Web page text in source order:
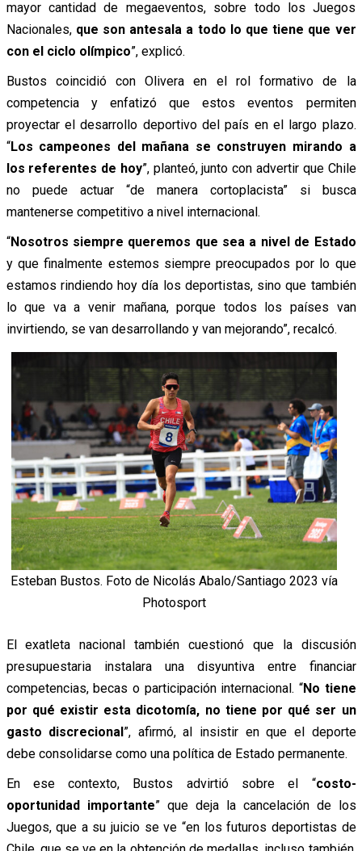
mayor cantidad de megaeventos, sobre todo los Juegos
Nacionales, que son antesala a todo lo que tiene que ver
con el ciclo olímpico”, explicó.
Bustos coincidió con Olivera en el rol formativo de la
competencia y enfatizó que estos eventos permiten
proyectar el desarrollo deportivo del país en el largo plazo.
“Los campeones del mañana se construyen mirando a
los referentes de hoy”, planteó, junto con advertir que Chile
no puede actuar “de manera cortoplacista” si busca
mantenerse competitivo a nivel internacional.
“Nosotros siempre queremos que sea a nivel de Estado
y que finalmente estemos siempre preocupados por lo que
estamos rindiendo hoy día los deportistas, sino que también
lo que va a venir mañana, porque todos los países van
invirtiendo, se van desarrollando y van mejorando”, recalcó.
Esteban Bustos. Foto de Nicolás Abalo/Santiago 2023 vía
Photosport
El exatleta nacional también cuestionó que la discusión
presupuestaria instalara una disyuntiva entre financiar
competencias, becas o participación internacional. “No tiene
por qué existir esta dicotomía, no tiene por qué ser un
gasto discrecional”, afirmó, al insistir en que el deporte
debe consolidarse como una política de Estado permanente.
En ese contexto, Bustos advirtió sobre el “costo-
oportunidad importante” que deja la cancelación de los
Juegos, que a su juicio se ve “en los futuros deportistas de